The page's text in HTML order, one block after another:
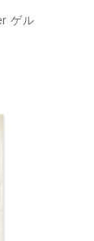
ゲル